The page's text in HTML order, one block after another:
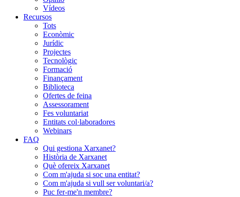
Vídeos
Recursos
Tots
Econòmic
Jurídic
Projectes
Tecnològic
Formació
Finançament
Biblioteca
Ofertes de feina
Assessorament
Fes voluntariat
Entitats col·laboradores
Webinars
FAQ
Qui gestiona Xarxanet?
Història de Xarxanet
Què ofereix Xarxanet
Com m'ajuda si soc una entitat?
Com m'ajuda si vull ser voluntari/a?
Puc fer-me'n membre?